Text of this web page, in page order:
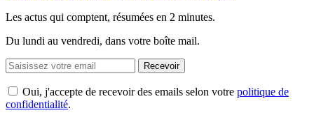
Les actus qui comptent, résumées en 2 minutes.
Du lundi au vendredi, dans votre boîte mail.
Recevoir
Oui, j'accepte de recevoir des emails selon votre politique de
confidentialité.